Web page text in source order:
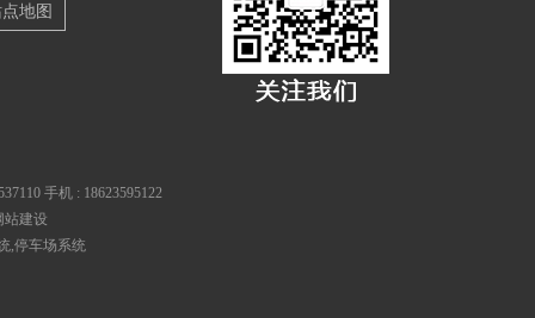
地图
手机 : 18623595122
站建设
,停车场系统